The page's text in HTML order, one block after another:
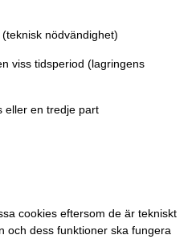
nödvändighet)
viss tidsperiod (lagringens
eller en tredje part
cookies eftersom de är tekniskt
och dess funktioner ska fungera